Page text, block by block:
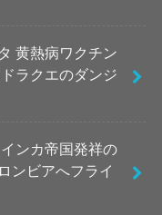
黄熱病ワクチン
ラクエのダンジ
ンカ帝国発祥の
ンビアへフライ